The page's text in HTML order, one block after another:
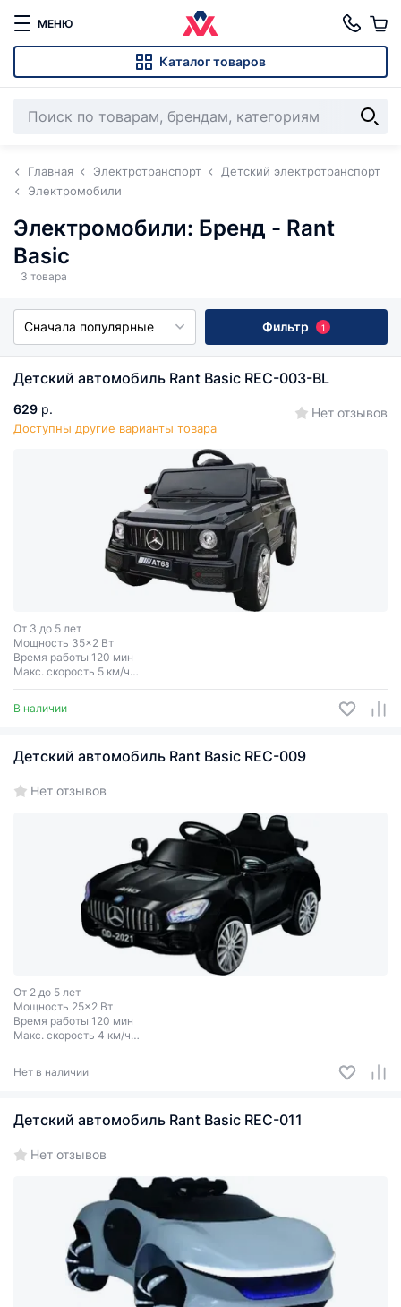
МЕНЮ
Каталог товаров
Главная Электротранспорт
Детский электротранспорт
Электромобили
Электромобили: Бренд - Rant
Basic
3 товара
Сначала популярные Фильтр 1
Детский автомобиль Rant Basic REC-003-BL
629 р.
Доступны другие варианты товара
Нет отзывов
От 3 до 5 лет
Мощность 35x2 Вт
Время работы 120 мин
Макс. скорость 5 км/ч
Макс. нагрузка 25 кг
В наличии
Детский автомобиль Rant Basic REC-009
Нет отзывов
От 2 до 5 лет
Мощность 25x2 Вт
Время работы 120 мин
Макс. скорость 4 км/ч
Макс. нагрузка 30 кг
Нет в наличии
Детский автомобиль Rant Basic REC-011
Нет отзывов